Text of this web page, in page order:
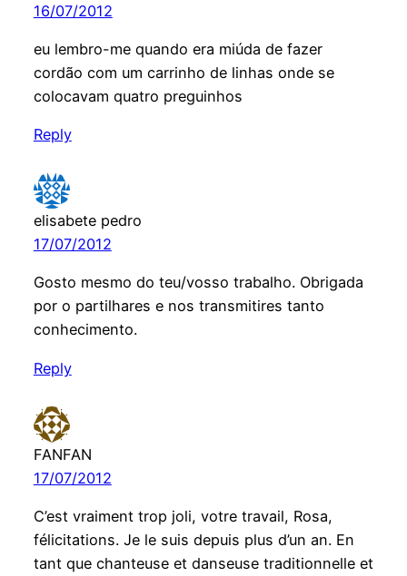
16/07/2012
eu lembro-me quando era miúda de fazer
cordão com um carrinho de linhas onde se
colocavam quatro preguinhos
Reply
elisabete pedro
17/07/2012
Gosto mesmo do teu/vosso trabalho. Obrigada
por o partilhares e nos transmitires tanto
conhecimento.
Reply
FANFAN
17/07/2012
C’est vraiment trop joli, votre travail, Rosa,
félicitations. Je le suis depuis plus d’un an. En
tant que chanteuse et danseuse traditionnelle et